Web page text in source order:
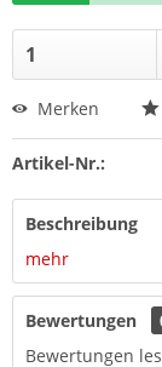
Merken
Artikel-Nr.:
Beschreibung
mehr
Bewertungen
Bewertungen